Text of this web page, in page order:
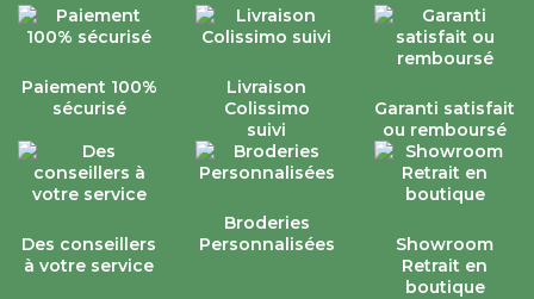
Paiement 100%
sécurisé
Livraison
Colissimo
suivi
Garanti satisfait
ou remboursé
Des conseillers
à votre service
Broderies
Personnalisées
Showroom
Retrait en
boutique